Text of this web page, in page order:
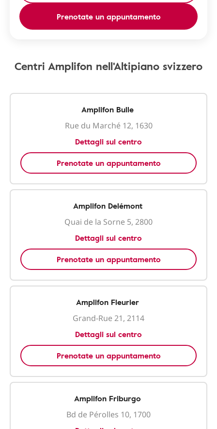
Prenotate un appuntamento
Centri Amplifon nell'Altipiano svizzero
Amplifon Bulle
Rue du Marché 12, 1630
Dettagli sul centro
Prenotate un appuntamento
Amplifon Delémont
Quai de la Sorne 5, 2800
Dettagli sul centro
Prenotate un appuntamento
Amplifon Fleurier
Grand-Rue 21, 2114
Dettagli sul centro
Prenotate un appuntamento
Amplifon Friburgo
Bd de Pérolles 10, 1700